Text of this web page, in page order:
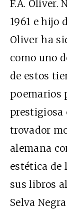
F.A. Oliver.
1961 e hijo
Oliver ha
como uno
de estos
poemarios
prestigiosa
trovador
alemana
estética de
sus libros
Selva